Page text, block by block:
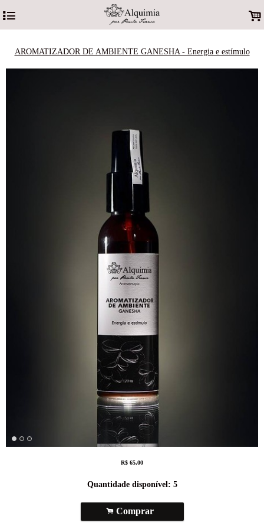
4 .
AROMATIZADOR DE AMBIENTE GANESHA - Energia e estímulo
R$ 65,00
Quantidade disponível: 5
.Comprar